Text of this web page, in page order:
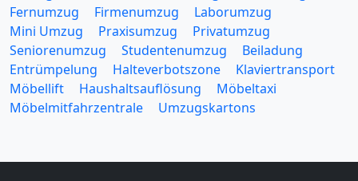
Fernumzug
Firmenumzug
Laborumzug
Mini Umzug
Praxisumzug
Privatumzug
Seniorenumzug
Studentenumzug
Beiladung
Entrümpelung
Halteverbotszone
Klaviertransport
Möbellift
Haushaltsauflösung
Möbeltaxi
Möbelmitfahrzentrale
Umzugskartons